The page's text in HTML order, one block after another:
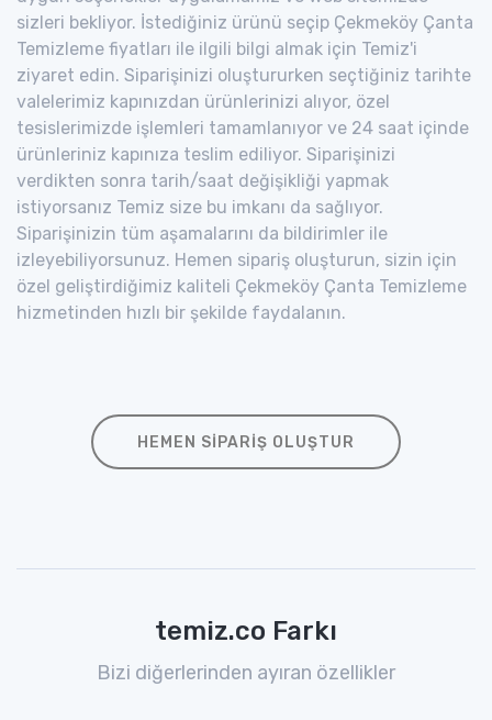
sizleri bekliyor. İstediğiniz ürünü seçip Çekmeköy Çanta
Temizleme fiyatları ile ilgili bilgi almak için Temiz'i
ziyaret edin. Siparişinizi oluştururken seçtiğiniz tarihte
valelerimiz kapınızdan ürünlerinizi alıyor, özel
tesislerimizde işlemleri tamamlanıyor ve 24 saat içinde
ürünleriniz kapınıza teslim ediliyor. Siparişinizi
verdikten sonra tarih/saat değişikliği yapmak
istiyorsanız Temiz size bu imkanı da sağlıyor.
Siparişinizin tüm aşamalarını da bildirimler ile
izleyebiliyorsunuz. Hemen sipariş oluşturun, sizin için
özel geliştirdiğimiz kaliteli Çekmeköy Çanta Temizleme
hizmetinden hızlı bir şekilde faydalanın.
HEMEN SIPARIŞ OLUŞTUR
temiz.co Farkı
Bizi diğerlerinden ayıran özellikler